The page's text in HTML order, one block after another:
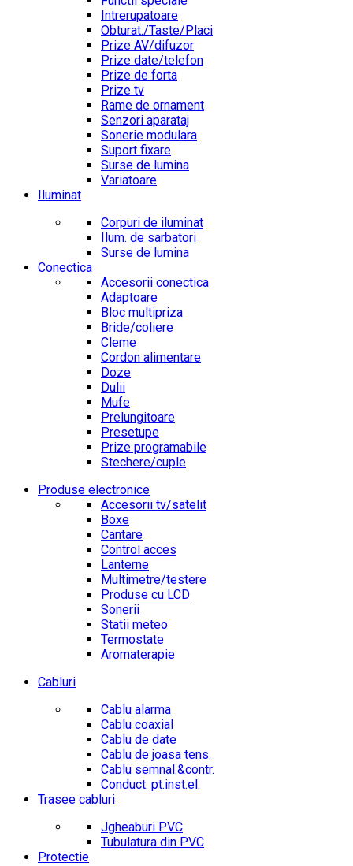
Intrerupatoare
Obturat./Taste/Placi
Prize AV/difuzor
Prize date/telefon
Prize de forta
Prize tv
Rame de ornament
Senzori aparataj
Sonerie modulara
Suport fixare
Surse de lumina
Variatoare
Iluminat
Corpuri de iluminat
Ilum. de sarbatori
Surse de lumina
Conectica
Accesorii conectica
Adaptoare
Bloc multipriza
Bride/coliere
Cleme
Cordon alimentare
Doze
Dulii
Mufe
Prelungitoare
Presetupe
Prize programabile
Stechere/cuple
Produse electronice
Accesorii tv/satelit
Boxe
Cantare
Control acces
Lanterne
Multimetre/testere
Produse cu LCD
Sonerii
Statii meteo
Termostate
Aromaterapie
Cabluri
Cablu alarma
Cablu coaxial
Cablu de date
Cablu de joasa tens.
Cablu semnal.&contr.
Conduct. pt.inst.el.
Trasee cabluri
Jgheaburi PVC
Tubulatura din PVC
Protectie